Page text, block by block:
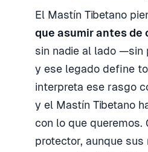
El Mastín Tibetano
que asumir antes de
sin nadie al lado —sin
y ese legado define
interpreta ese rasgo
y el Mastín Tibetano
con lo que
protector, aunque